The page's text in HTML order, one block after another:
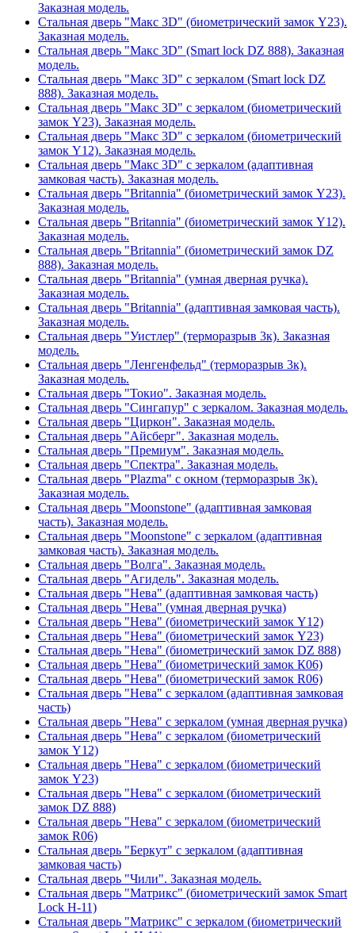
Заказная модель.
Стальная дверь "Макс 3D" (биометрический замок Y23).
Заказная модель.
Стальная дверь "Макс 3D" (Smart lock DZ 888). Заказная
модель.
Стальная дверь "Макс 3D" с зеркалом (Smart lock DZ
888). Заказная модель.
Стальная дверь "Макс 3D" с зеркалом (биометрический
замок Y23). Заказная модель.
Стальная дверь "Макс 3D" с зеркалом (биометрический
замок Y12). Заказная модель.
Стальная дверь "Макс 3D" с зеркалом (адаптивная
замковая часть). Заказная модель.
Стальная дверь "Britannia" (биометрический замок Y23).
Заказная модель.
Стальная дверь "Britannia" (биометрический замок Y12).
Заказная модель.
Стальная дверь "Britannia" (биометрический замок DZ
888). Заказная модель.
Стальная дверь "Britannia" (умная дверная ручка).
Заказная модель.
Стальная дверь "Britannia" (адаптивная замковая часть).
Заказная модель.
Стальная дверь "Уистлер" (терморазрыв 3к). Заказная
модель.
Стальная дверь "Ленгенфельд" (терморазрыв 3к).
Заказная модель.
Стальная дверь "Токио". Заказная модель.
Стальная дверь "Сингапур" с зеркалом. Заказная модель.
Стальная дверь "Циркон". Заказная модель.
Стальная дверь "Айсберг". Заказная модель.
Стальная дверь "Премиум". Заказная модель.
Стальная дверь "Спектра". Заказная модель.
Стальная дверь "Plazma" с окном (терморазрыв 3к).
Заказная модель.
Стальная дверь "Moonstone" (адаптивная замковая
часть). Заказная модель.
Стальная дверь "Moonstone" с зеркалом (адаптивная
замковая часть). Заказная модель.
Стальная дверь "Волга". Заказная модель.
Стальная дверь "Агидель". Заказная модель.
Стальная дверь "Нева" (адаптивная замковая часть)
Стальная дверь "Нева" (умная дверная ручка)
Стальная дверь "Нева" (биометрический замок Y12)
Стальная дверь "Нева" (биометрический замок Y23)
Стальная дверь "Нева" (биометрический замок DZ 888)
Стальная дверь "Нева" (биометрический замок К06)
Стальная дверь "Нева" (биометрический замок R06)
Стальная дверь "Нева" с зеркалом (адаптивная замковая
часть)
Стальная дверь "Нева" с зеркалом (умная дверная ручка)
Стальная дверь "Нева" с зеркалом (биометрический
замок Y12)
Стальная дверь "Нева" с зеркалом (биометрический
замок Y23)
Стальная дверь "Нева" с зеркалом (биометрический
замок DZ 888)
Стальная дверь "Нева" с зеркалом (биометрический
замок R06)
Стальная дверь "Беркут" с зеркалом (адаптивная
замковая часть)
Стальная дверь "Чили". Заказная модель.
Стальная дверь "Матрикс" (биометрический замок Smart
Lock H-11)
Стальная дверь "Матрикс" с зеркалом (биометрический